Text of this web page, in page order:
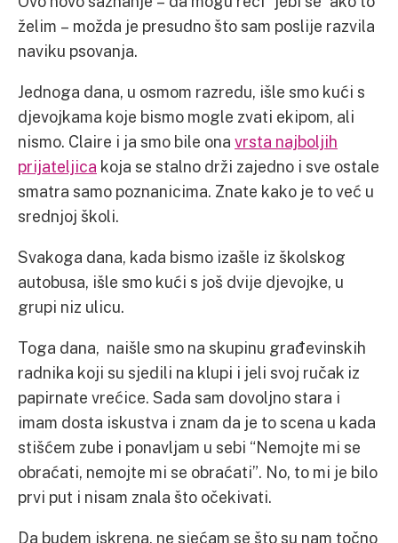
želim – možda je presudno što sam poslije razvila
naviku psovanja.
Jednoga dana, u osmom razredu, išle smo kući s
djevojkama koje bismo mogle zvati ekipom, ali
nismo. Claire i ja smo bile ona vrsta najboljih
prijateljica koja se stalno drži zajedno i sve ostale
smatra samo poznanicima. Znate kako je to već u
srednjoj školi.
Svakoga dana, kada bismo izašle iz školskog
autobusa, išle smo kući s još dvije djevojke, u
grupi niz ulicu.
Toga dana, naišle smo na skupinu građevinskih
radnika koji su sjedili na klupi i jeli svoj ručak iz
papirnate vrećice. Sada sam dovoljno stara i
imam dosta iskustva i znam da je to scena u kada
stišćem zube i ponavljam u sebi “Nemojte mi se
obraćati, nemojte mi se obraćati”. No, to mi je bilo
prvi put i nisam znala što očekivati.
Da budem iskrena, ne sjećam se što su nam točno